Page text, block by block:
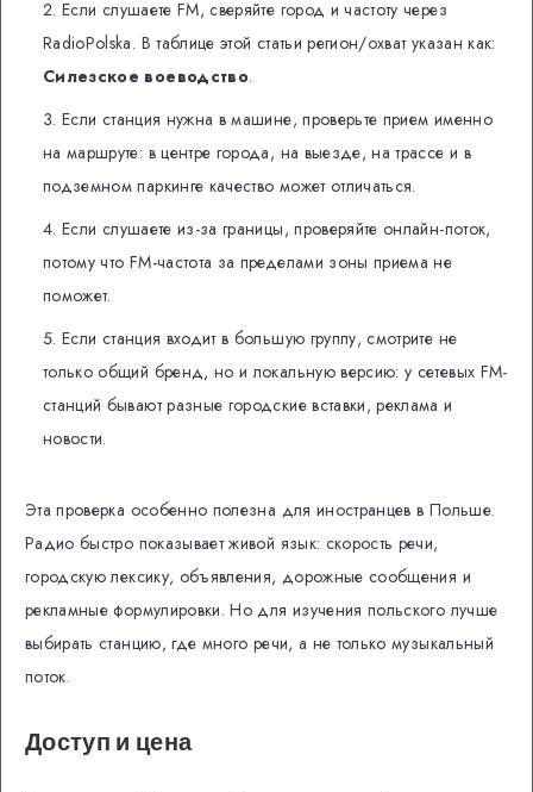
Если слушаете FM, сверяйте город и частоту через
RadioPolska. В таблице этой статьи регион/охват указан как:
Силезское воеводство.
Если станция нужна в машине, проверьте прием именно
на маршруте: в центре города, на выезде, на трассе и в
подземном паркинге качество может отличаться.
Если слушаете из-за границы, проверяйте онлайн-поток,
потому что FM-частота за пределами зоны приема не
поможет.
Если станция входит в большую группу, смотрите не
только общий бренд, но и локальную версию: у сетевых FM-
станций бывают разные городские вставки, реклама и
новости.
Эта проверка особенно полезна для иностранцев в Польше.
Радио быстро показывает живой язык: скорость речи,
городскую лексику, объявления, дорожные сообщения и
рекламные формулировки. Но для изучения польского лучше
выбирать станцию, где много речи, а не только музыкальный
поток.
Доступ и цена